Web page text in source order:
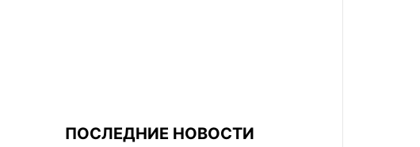
ПОСЛЕДНИЕ НОВОСТИ